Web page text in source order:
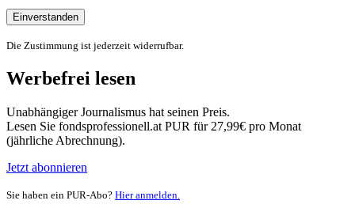
Einverstanden
Die Zustimmung ist jederzeit widerrufbar.
Werbefrei lesen
Unabhängiger Journalismus hat seinen Preis.
Lesen Sie fondsprofessionell.at PUR für 27,99€ pro Monat
(jährliche Abrechnung).
Jetzt abonnieren
Sie haben ein PUR-Abo? Hier anmelden.